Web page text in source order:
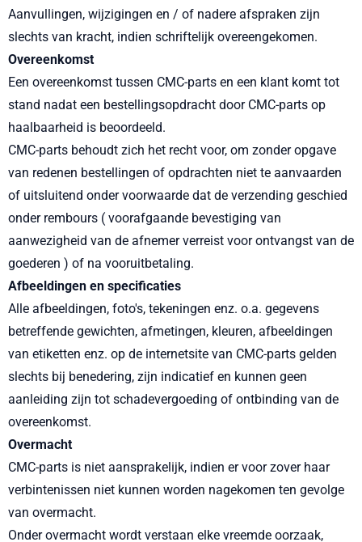
Aanvullingen, wijzigingen en / of nadere afspraken zijn
slechts van kracht, indien schriftelijk overeengekomen.
Overeenkomst
Een overeenkomst tussen CMC-parts en een klant komt tot
stand nadat een bestellingsopdracht door CMC-parts op
haalbaarheid is beoordeeld.
CMC-parts behoudt zich het recht voor, om zonder opgave
van redenen bestellingen of opdrachten niet te aanvaarden
of uitsluitend onder voorwaarde dat de verzending geschied
onder rembours ( voorafgaande bevestiging van
aanwezigheid van de afnemer verreist voor ontvangst van de
goederen ) of na vooruitbetaling.
Afbeeldingen en specificaties
Alle afbeeldingen, foto's, tekeningen enz. o.a. gegevens
betreffende gewichten, afmetingen, kleuren, afbeeldingen
van etiketten enz. op de internetsite van CMC-parts gelden
slechts bij benedering, zijn indicatief en kunnen geen
aanleiding zijn tot schadevergoeding of ontbinding van de
overeenkomst.
Overmacht
CMC-parts is niet aansprakelijk, indien er voor zover haar
verbintenissen niet kunnen worden nagekomen ten gevolge
van overmacht.
Onder overmacht wordt verstaan elke vreemde oorzaak,